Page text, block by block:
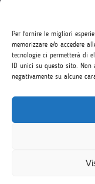
Per fornire le migliori
memorizzare e/o accedere
tecnologie ci permetterà di
ID unici su questo sito.
negativamente su alcune